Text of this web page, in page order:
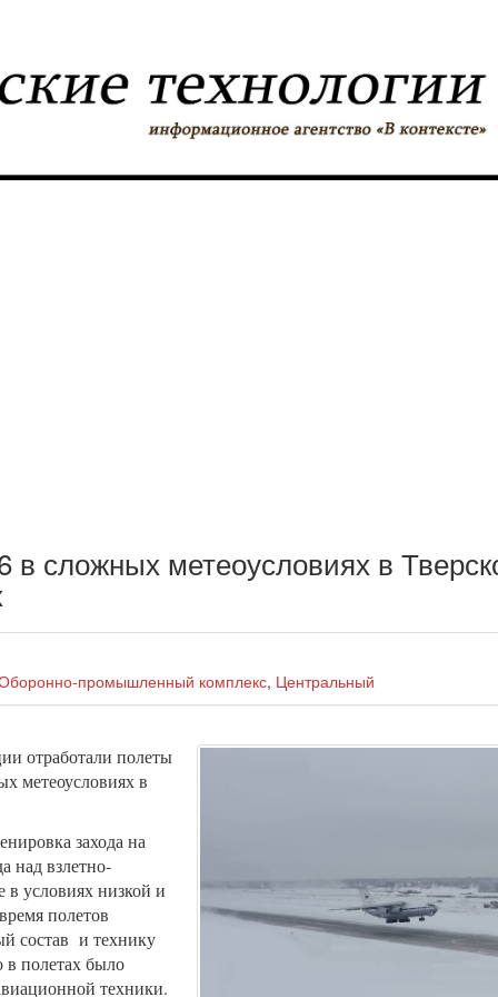
сложных метеоусловиях в
промышленный комплекс, Центральный
отработали полеты
метеоусловиях в
захода на
над взлетно-
в условиях низкой и
полетов
состав и технику
в полетах было
техники.